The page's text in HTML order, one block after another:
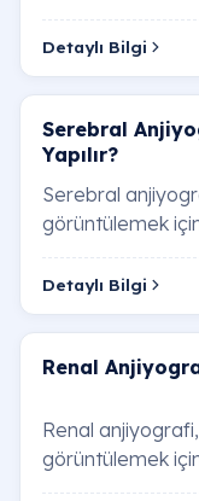
görüntülemek
Detaylı Bilgi
Serebral
Yapılır?
Serebral
görüntülemek
tıbbi
Detaylı Bilgi
Renal
Renal
görüntülemek
tetkiktir. Renal